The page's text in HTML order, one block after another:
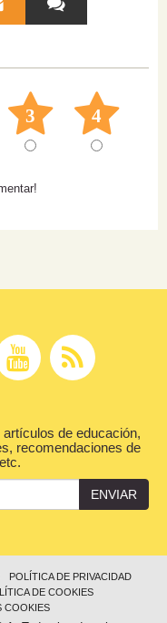
3 4
de educación,
recomendaciones de
ENVIAR
POLÍTICA DE PRIVACIDAD
DE COOKIES
COOKIES